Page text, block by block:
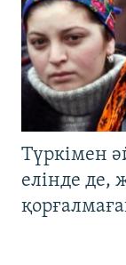
Түркімен
елінде де,